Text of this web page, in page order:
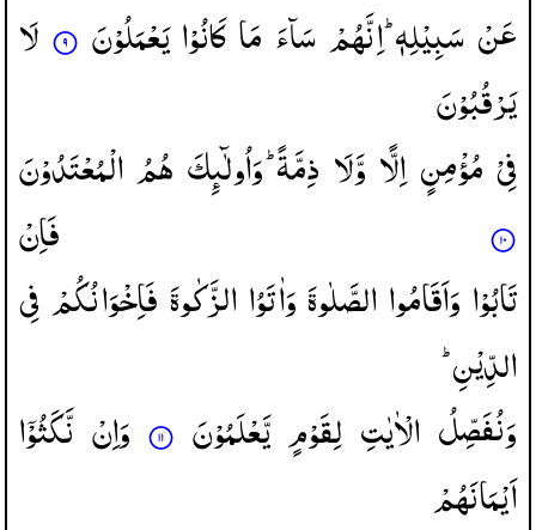
عَنْسَبِیْلِهٖ ؕاِنَّهُمْسَآءَ مَاكَانُوْایَعْمَلُوْنَ
لَا
یَرْقُبُوْنَ
فِیْمُؤْمِنٍ اِلًّا وَّلَا ذِمَّةً ؕ وَاُولٰٓىِٕكَ هُمُ الْمُعْتَدُوْنَ
فَاِنْ
تَابُوْاوَاَقَامُواالصَّلٰوةَوَاٰتَوُاالزَّكٰوةَفَاِخْوَانُكُمْفِی
الدِّیْنِ ؕ
وَنُفَصِّلُ الْاٰیٰتِ لِقَوْمٍ یَّعْلَمُوْنَ وَاِنْ نَّكَثُوْۤا
اَیْمَانَهُمْ